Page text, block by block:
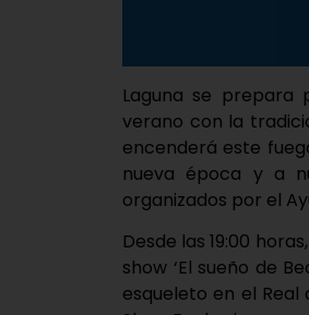
Laguna se
verano con la
encenderá este
nueva época y a
organizados por el
Desde las 19:00
show ‘El sueño de
esqueleto en el